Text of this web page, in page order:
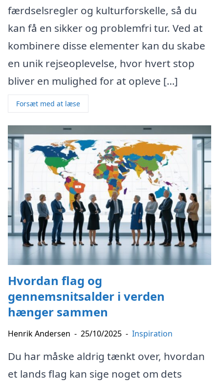
færdselsregler og kulturforskelle, så du
kan få en sikker og problemfri tur. Ved at
kombinere disse elementer kan du skabe
en unik rejseoplevelse, hvor hvert stop
bliver en mulighed for at opleve […]
Forsæt med at læse
Hvordan flag og
gennemsnitsalder i verden
hænger sammen
Henrik Andersen - 25/10/2025 - Inspiration
Du har måske aldrig tænkt over, hvordan
et lands flag kan sige noget om dets